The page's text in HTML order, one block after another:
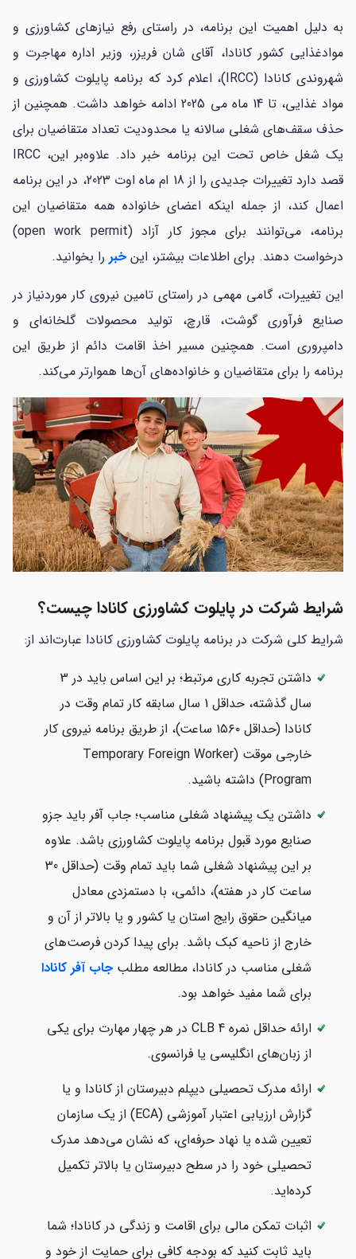
به دلیل اهمیت این برنامه، در راستای رفع نیازهای کشاورزی و
موادغذایی کشور کانادا، آقای شان فریزر، وزیر اداره مهاجرت و
شهروندی کانادا (IRCC)، اعلام کرد که برنامه پایلوت کشاورزی و
مواد غذایی، تا 14 ماه می 2025 ادامه خواهد داشت. همچنین از
حذف سقف‌های شغلی سالانه یا محدودیت تعداد متقاضیان برای
یک شغل خاص تحت این برنامه خبر داد. علاوه‌بر این، IRCC
قصد دارد تغییرات جدیدی را از 18 ام ماه اوت 2023، در این برنامه
اعمال کند، از جمله اینکه اعضای خانواده همه متقاضیان این
برنامه، می‌توانند برای مجوز کار آزاد (open work permit)
درخواست دهند. برای اطلاعات بیشتر، این خبر را بخوانید.
این تغییرات، گامی مهمی در راستای تامین نیروی کار موردنیاز در
صنایع فرآوری گوشت، قارچ، تولید محصولات گلخانه‌ای و
دامپروری است. همچنین مسیر اخذ اقامت دائم از طریق این
برنامه را برای متقاضیان و خانواده‌های آن‌ها هموارتر می‌کند.
شرایط شرکت در پایلوت کشاورزی کانادا چیست؟
شرایط کلی شرکت در برنامه پایلوت کشاورزی کانادا عبارت‌اند از:
داشتن تجربه کاری مرتبط؛ بر این اساس باید در 3
سال گذشته، حداقل 1 سال سابقه کار تمام وقت در
کانادا (حداقل ۱۵۶۰ ساعت)، از طریق برنامه نیروی کار
خارجی موقت (Temporary Foreign Worker
Program) داشته باشید.
داشتن یک پیشنهاد شغلی مناسب؛ جاب آفر باید جزو
بر این پیشنهاد شغلی شما باید تمام وقت (حداقل 30
ساعت کار در هفته)، دائمی، با دستمزدی معادل
میانگین حقوق رایج استان یا کشور و یا بالاتر از آن و
خارج از ناحیه کبک باشد. برای پیدا کردن فرصت‌های
شغلی مناسب در کانادا، مطالعه مطلب جاب آفر کانادا
برای شما مفید خواهد بود.
ارائه حداقل نمره CLB 4 در هر چهار مهارت برای یکی
از زبان‌های انگلیسی یا فرانسوی.
ارائه مدرک تحصیلی دیپلم دبیرستان از کانادا و یا
گزارش ارزیابی اعتبار آموزشی (ECA) از یک سازمان
تعیین شده یا نهاد حرفه‌ای، که نشان می‌دهد مدرک
تحصیلی خود را در سطح دبیرستان یا بالاتر تکمیل
کرده‌اید.
اثبات تمکن مالی برای اقامت و زندگی در کانادا؛ شما
باید ثابت کنید که بودجه کافی برای حمایت از خود و